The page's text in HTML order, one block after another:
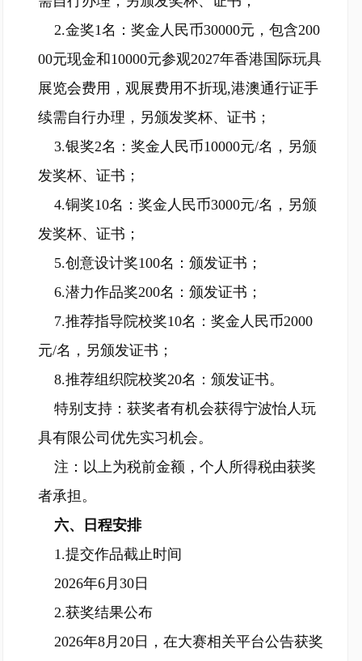
2.金奖1名：奖金人民币30000元，包含200
00元现金和10000元参观2027年香港国际玩具
展览会费用，观展费用不折现,港澳通行证手
续需自行办理，另颁发奖杯、证书；
3.银奖2名：奖金人民币10000元/名，另颁
发奖杯、证书；
4.铜奖10名：奖金人民币3000元/名，另颁
发奖杯、证书；
5.创意设计奖100名：颁发证书；
6.潜力作品奖200名：颁发证书；
7.推荐指导院校奖10名：奖金人民币2000
元/名，另颁发证书；
8.推荐组织院校奖20名：颁发证书。
特别支持：获奖者有机会获得宁波怡人玩
具有限公司优先实习机会。
注：以上为税前金额，个人所得税由获奖
者承担。
六、日程安排
1.提交作品截止时间
2026年6月30日
2.获奖结果公布
2026年8月20日，在大赛相关平台公告获奖